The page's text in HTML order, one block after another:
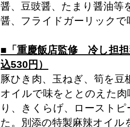
醤、豆豉醤、たまり醤油
醤、フライドガーリック
■「重慶飯店監修 冷し担
込530円）
豚ひき肉、玉ねぎ、筍を豆
オイルで味をととのえた
り、きくらげ、ロースト
た。別添の特製麻辣オイ